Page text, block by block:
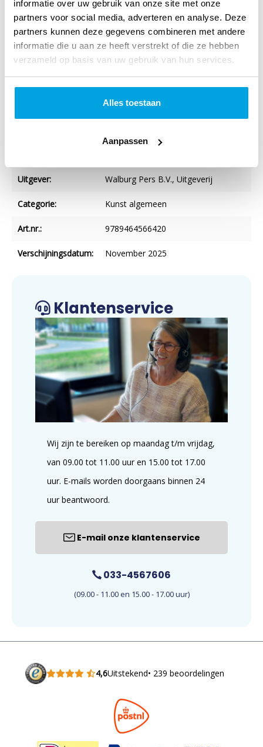
informatie over uw gebruik van onze site met onze
partners voor social media, adverteren en analyse. Deze
partners kunnen deze gegevens combineren met andere
informatie die u aan ze heeft verstrekt of die ze hebben
verzameld op basis van uw gebruik van hun services.
Alles toestaan
Aanpassen
Specificaties
Titel: Reformatie, revolutie, restauratie
Peter van Dael
Uitgever: Walburg Pers B.V., Uitgeverij
Categorie: Kunst algemeen
Art.nr.: 9789464566420
Verschijningsdatum: November 2025
Klantenservice
Wij zijn te bereiken op maandag t/m vrijdag,
van 09.00 tot 11.00 uur en 15.00 tot 17.00
uur. E-mails worden doorgaans binnen 24
uur beantwoord.
E-mail onze klantenservice
033-4567606
(09.00 - 11.00 en 15.00 - 17.00 uur)
4,6Uitstekend• 239 beoordelingen